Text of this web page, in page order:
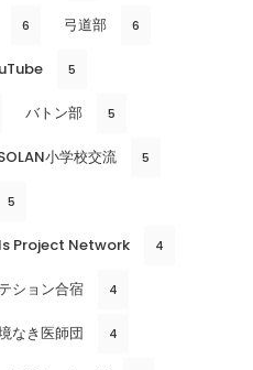
6 弓道部 6
5
バトン部 5
小学校交流 5
5
Project Network 4
ション合宿 4
なき医師団 4